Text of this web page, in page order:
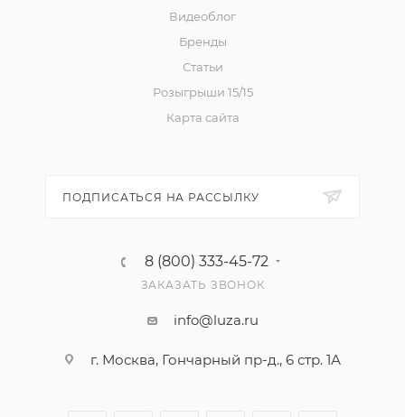
Видеоблог
Бренды
Статьи
Розыгрыши 15/15
Карта сайта
ПОДПИСАТЬСЯ НА РАССЫЛКУ
8 (800) 333-45-72
ЗАКАЗАТЬ ЗВОНОК
info@luza.ru
г. Москва, Гончарный пр-д., 6 стр. 1А